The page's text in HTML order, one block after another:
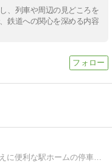
、列車や周辺の見どころを
鉄道への関心を深める内容
主に 関東エリアを中心とした乗り換えに便利な駅ホームの停車位置情報（号車とドアの位置）、 関東エリアを中心とした鉄道の乗り換え、観光施設などへの経路案内情報（画像付き） などを詳しく解説しています。